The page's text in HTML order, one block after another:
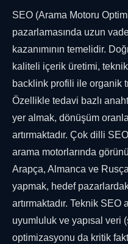
SEO (Arama Motoru
pazarlamasında uzun
kazanımının temelidir.
kaliteli içerik üretimi,
backlink profili ile organik
Özellikle tedavi bazlı
yer almak, dönüşüm
artırmaktadır. Çok dilli
arama motorlarında
Arapça, Almanca ve
yapmak, hedef
artırmaktadır. Teknik SEO
uyumluluk ve yapısal veri
optimizasyonu da kritik